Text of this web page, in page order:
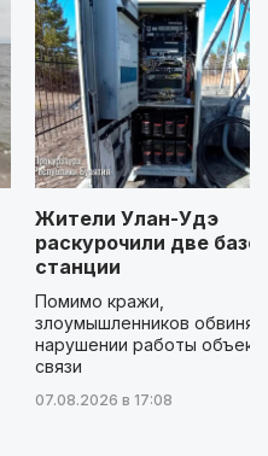
Жители Улан-Удэ
раскурочили две
станции
Помимо кражи,
злоумышленников
нарушении работы
связи
07.08.2026 в 17:08